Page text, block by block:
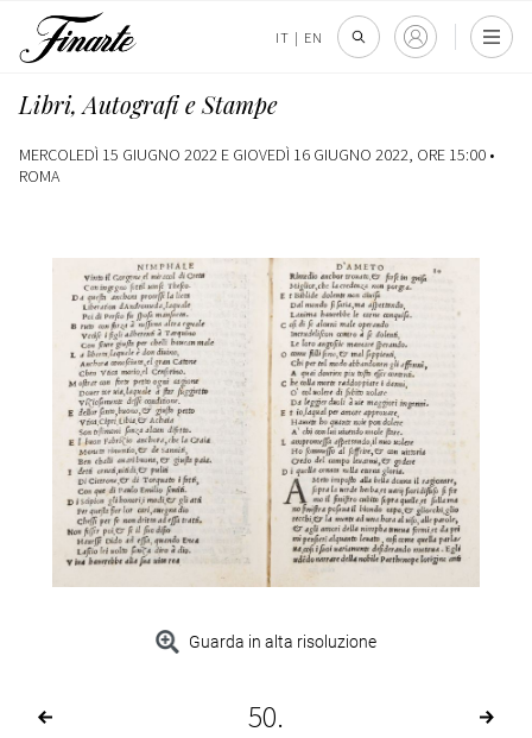
IT | EN
Libri, Autografi e Stampe
MERCOLEDÌ 15 GIUGNO 2022 E GIOVEDÌ 16 GIUGNO 2022, ORE 15:00 •
ROMA
Guarda in alta risoluzione
50